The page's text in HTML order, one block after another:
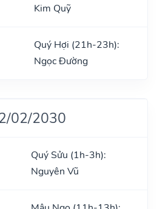
Kim Quỹ
Quý Hợi (21h-23h):
Ngọc Đường
02/2030
Quý Sửu (1h-3h):
Nguyên Vũ